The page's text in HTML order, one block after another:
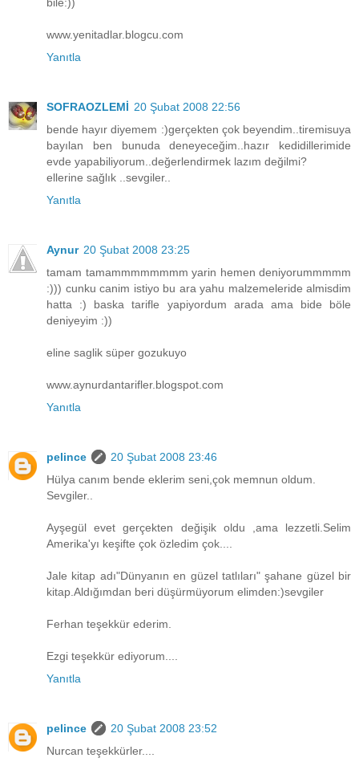
www.yenitadlar.blogcu.com
Yanıtla
SOFRAOZLEMİ 20 Şubat 2008 22:56
bende hayır diyemem :)gerçekten çok beyendim..tiremisuya
bayılan ben bunuda deneyeceğim..hazır kedidillerimide
evde yapabiliyorum..değerlendirmek lazım değilmi?
ellerine sağlık ..sevgiler..
Yanıtla
Aynur 20 Şubat 2008 23:25
tamam tamammmmmmmm yarin hemen deniyorummmmm
:))) cunku canim istiyo bu ara yahu malzemeleride almisdim
hatta :) baska tarifle yapiyordum arada ama bide böle
deniyeyim :))
eline saglik süper gozukuyo
www.aynurdantarifler.blogspot.com
Yanıtla
pelince
20 Şubat 2008 23:46
Hülya canım bende eklerim seni,çok memnun oldum.
Sevgiler..
Ayşegül evet gerçekten değişik oldu ,ama lezzetli.Selim
Amerika'yı keşifte çok özledim çok....
Jale kitap adı"Dünyanın en güzel tatlıları" şahane güzel bir
kitap.Aldığımdan beri düşürmüyorum elimden:)sevgiler
Ferhan teşekkür ederim.
Ezgi teşekkür ediyorum....
Yanıtla
pelince
20 Şubat 2008 23:52
Nurcan teşekkürler....